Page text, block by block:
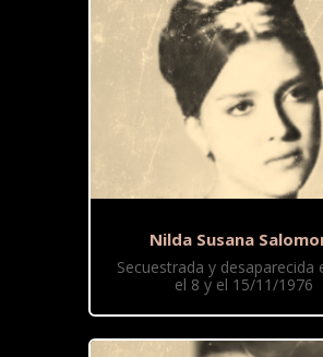
Nilda Susana
Secuestrada y desaparecida
el 8 y el 15/11/1976